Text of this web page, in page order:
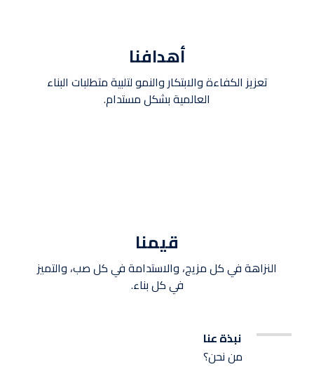
أهدافنا
تعزيز الكفاءة والابتكار والنمو لتلبية متطلبات البناء
العالمية بشكل مستدام.
قيمنا
النزاهة في كل مزيج، والاستدامة في كل صب، والتميز
في كل بناء.
نبذة عنا
من نحن؟